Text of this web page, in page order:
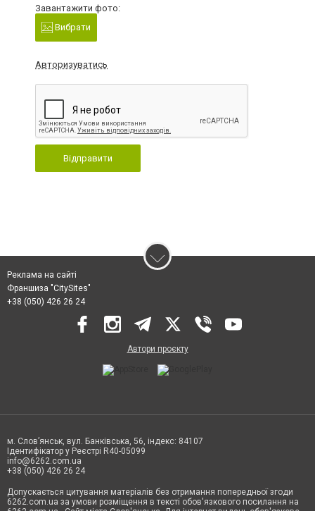
Завантажити фото:
Вибрати
Авторизуватись
Відправити
Реклама на сайті
Франшиза "CitySites"
+38 (050) 426 26 24
Автори проєкту
м. Слов’янськ, вул. Банківська, 56, індекс: 84107
Ідентифікатор у Реєстрі R40-05099
info@6262.com.ua
+38 (050) 426 26 24
Допускається цитування матеріалів без отримання попередньої згоди
6262.com.ua за умови розміщення в тексті обов'язкового посилання на